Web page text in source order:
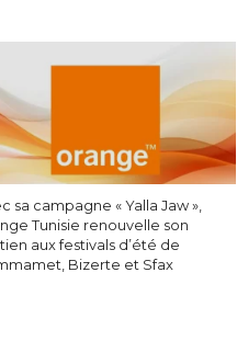
sa campagne « Yalla Jaw »,
Tunisie renouvelle son
aux festivals d’été de
Bizerte et Sfax